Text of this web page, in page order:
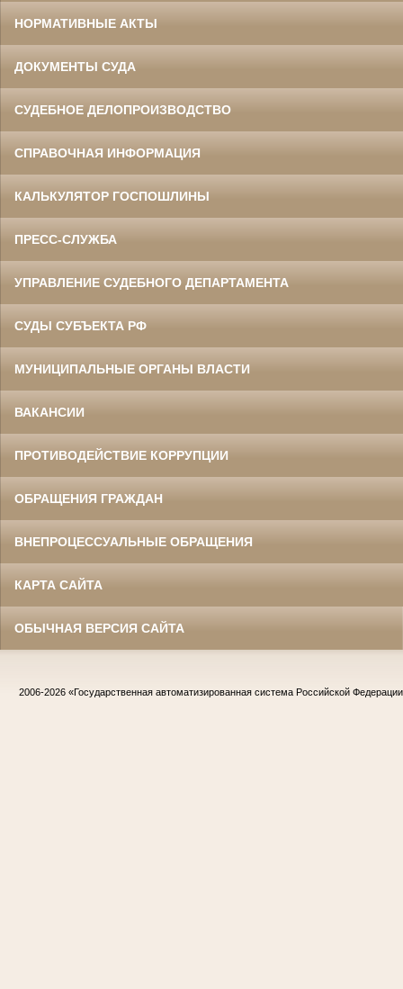
НОРМАТИВНЫЕ АКТЫ
ДОКУМЕНТЫ СУДА
СУДЕБНОЕ ДЕЛОПРОИЗВОДСТВО
СПРАВОЧНАЯ ИНФОРМАЦИЯ
КАЛЬКУЛЯТОР ГОСПОШЛИНЫ
ПРЕСС-СЛУЖБА
УПРАВЛЕНИЕ СУДЕБНОГО ДЕПАРТАМЕНТА
СУДЫ СУБЪЕКТА РФ
МУНИЦИПАЛЬНЫЕ ОРГАНЫ ВЛАСТИ
ВАКАНСИИ
ПРОТИВОДЕЙСТВИЕ КОРРУПЦИИ
ОБРАЩЕНИЯ ГРАЖДАН
ВНЕПРОЦЕССУАЛЬНЫЕ ОБРАЩЕНИЯ
КАРТА САЙТА
ОБЫЧНАЯ ВЕРСИЯ САЙТА
2006-2026 «Государственная автоматизированная система Российской